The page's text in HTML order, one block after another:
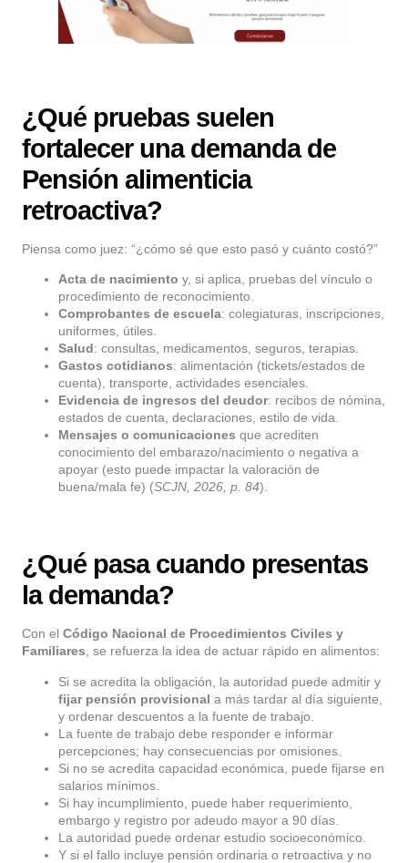
¿Qué pruebas suelen
fortalecer una demanda de
Pensión alimenticia
retroactiva?
Piensa como juez: “¿cómo sé que esto pasó y cuánto costó?”
Acta de nacimiento y, si aplica, pruebas del vínculo o
procedimiento de reconocimiento.
Comprobantes de escuela: colegiaturas, inscripciones,
uniformes, útiles.
Salud: consultas, medicamentos, seguros, terapias.
Gastos cotidianos: alimentación (tickets/estados de
cuenta), transporte, actividades esenciales.
Evidencia de ingresos del deudor: recibos de nómina,
estados de cuenta, declaraciones, estilo de vida.
Mensajes o comunicaciones que acrediten
conocimiento del embarazo/nacimiento o negativa a
apoyar (esto puede impactar la valoración de
buena/mala fe) (SCJN, 2026, p. 84).
¿Qué pasa cuando presentas
la demanda?
Con el Código Nacional de Procedimientos Civiles y
Familiares, se refuerza la idea de actuar rápido en alimentos:
Si se acredita la obligación, la autoridad puede admitir y
fijar pensión provisional a más tardar al día siguiente,
y ordenar descuentos a la fuente de trabajo.
La fuente de trabajo debe responder e informar
percepciones; hay consecuencias por omisiones.
Si no se acredita capacidad económica, puede fijarse en
salarios mínimos.
Si hay incumplimiento, puede haber requerimiento,
embargo y registro por adeudo mayor a 90 días.
La autoridad puede ordenar estudio socioeconómico.
Y si el fallo incluye pensión ordinaria o retroactiva y no